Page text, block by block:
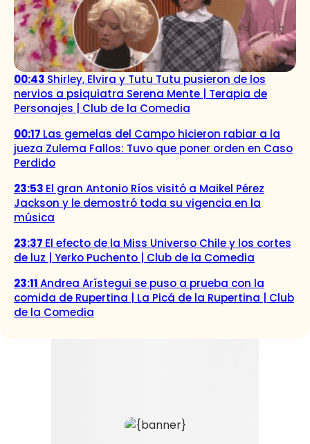
00:43 Shirley, Elvira y Tutu Tutu pusieron de los
nervios a psiquiatra Serena Mente | Terapia de
Personajes | Club de la Comedia
00:17 Las gemelas del Campo hicieron rabiar a la
jueza Zulema Fallos: Tuvo que poner orden en Caso
Perdido
23:53 El gran Antonio Ríos visitó a Maikel Pérez
Jackson y le demostró toda su vigencia en la
música
23:37 El efecto de la Miss Universo Chile y los cortes
de luz | Yerko Puchento | Club de la Comedia
23:11Andrea Arístegui se puso a prueba con la
comida de Rupertina | La Picá de la Rupertina | Club
de la Comedia